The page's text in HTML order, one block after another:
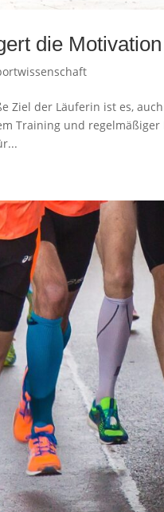
die Motivation
Ziel der Läuferin ist es,
Training und